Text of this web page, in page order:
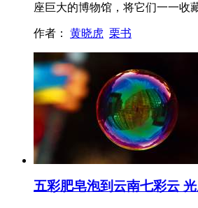
座巨大的博物馆，将它们一一
作者： 黄晓虎 栗书
五彩肥皂泡到云南七彩云